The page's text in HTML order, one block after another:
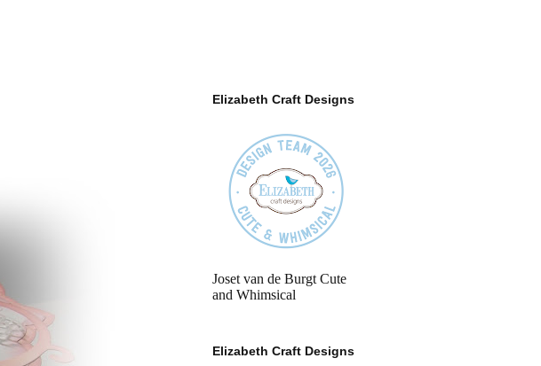
Elizabeth Craft Designs
Joset van de Burgt Cute
and Whimsical
Elizabeth Craft Designs